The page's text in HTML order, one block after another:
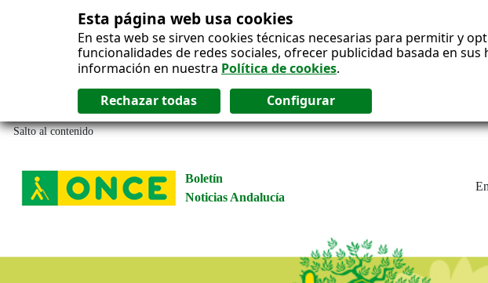
Esta página web usa cookies
En esta web se sirven cookies técnicas necesarias para permitir y
funcionalidades de redes sociales, ofrecer publicidad basada en
información en nuestra Política de cookies.
Salto al contenido
Boletín
Noticias Andalucía